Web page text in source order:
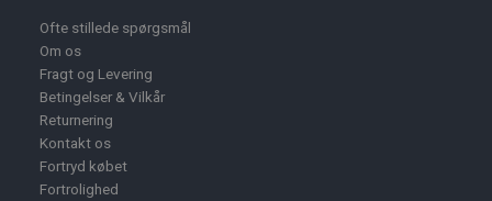
Ofte stillede spørgsmål
Om os
Fragt og Levering
Betingelser & Vilkår
Returnering
Kontakt os
Fortryd købet
Fortrolighed